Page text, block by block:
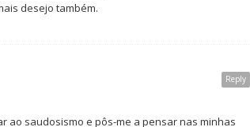
desejo também.
Reply
ao saudosismo e pôs-me a pensar nas minhas